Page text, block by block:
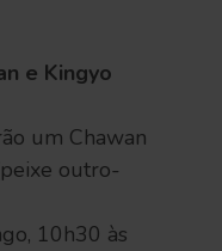
e Kingyo
um Chawan
outro-
10h30 às